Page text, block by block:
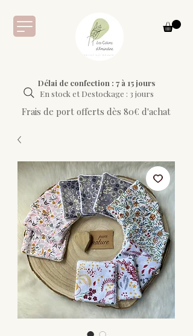
Délai de confection : 7 à 15 jours
En stock et Destockage : 3 jours
Frais de port offerts dès 80€ d'achat